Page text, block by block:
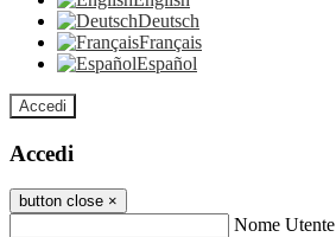
Deutsch
Français
Español
Accedi
Accedi
button close ×
Nome Utente